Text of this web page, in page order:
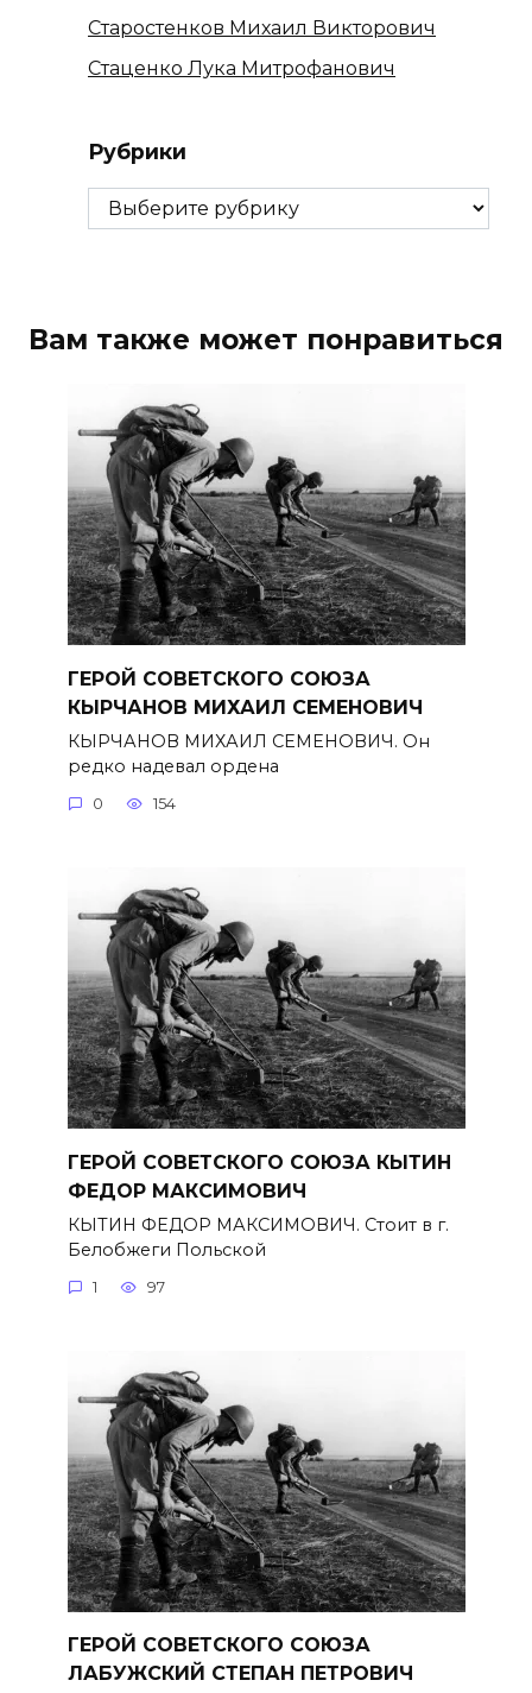
Старостенков Михаил Викторович
Стаценко Лука Митрофанович
Рубрики
Рубрики
Вам также может понравиться
ГЕРОЙ СОВЕТСКОГО СОЮЗА
КЫРЧАНОВ МИХАИЛ СЕМЕНОВИЧ
КЫРЧАНОВ МИХАИЛ СЕМЕНОВИЧ. Он
редко надевал ордена
0 154
ГЕРОЙ СОВЕТСКОГО СОЮЗА КЫТИН
ФЕДОР МАКСИМОВИЧ
КЫТИН ФЕДОР МАКСИМОВИЧ. Стоит в г.
Белобжеги Польской
1 97
ГЕРОЙ СОВЕТСКОГО СОЮЗА
ЛАБУЖСКИЙ СТЕПАН ПЕТРОВИЧ